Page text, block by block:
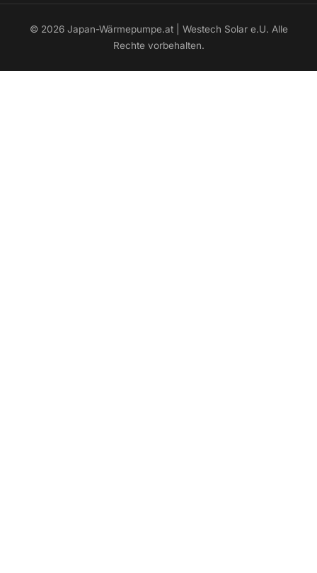
© 2026 Japan-Wärmepumpe.at | Westech Solar e.U. Alle
Rechte vorbehalten.